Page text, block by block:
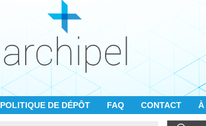
POLITIQUE DE DÉPÔT FAQ CONTACT À